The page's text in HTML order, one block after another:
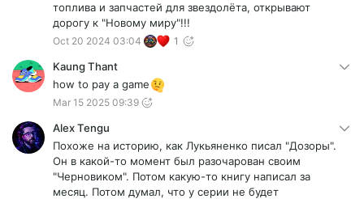
топлива и запчастей для звездолёта, открывают
дорогу к "Новому миру"!!!
Oct 20 2024 03:04 1
Kaung Thant
how to pay a game
Mar 15 2025 09:39
Alex Tengu
Похоже на историю, как Лукьяненко писал "Дозоры".
Он в какой-то момент был разочарован своим
"Черновиком". Потом какую-то книгу написал за
месяц. Потом думал, что у серии не будет